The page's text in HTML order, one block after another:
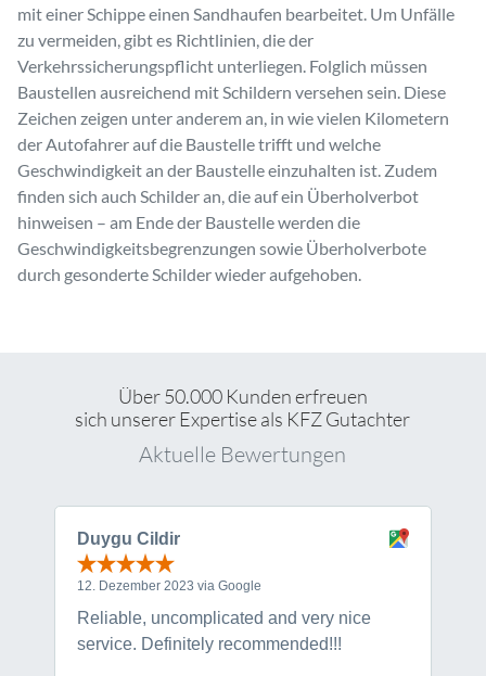
mit einer Schippe einen Sandhaufen bearbeitet. Um Unfälle
zu vermeiden, gibt es Richtlinien, die der
Verkehrssicherungspflicht unterliegen. Folglich müssen
Baustellen ausreichend mit Schildern versehen sein. Diese
Zeichen zeigen unter anderem an, in wie vielen Kilometern
der Autofahrer auf die Baustelle trifft und welche
Geschwindigkeit an der Baustelle einzuhalten ist. Zudem
finden sich auch Schilder an, die auf ein Überholverbot
hinweisen – am Ende der Baustelle werden die
Geschwindigkeitsbegrenzungen sowie Überholverbote
durch gesonderte Schilder wieder aufgehoben.
Über 50.000 Kunden erfreuen
sich unserer Expertise als KFZ Gutachter
Aktuelle Bewertungen
Duygu Cildir
12. Dezember 2023 via Google
Reliable, uncomplicated and very nice
service. Definitely recommended!!!
Kundenbewertungen und Erfahrungen zu